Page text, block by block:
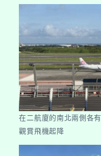
在二航廈的南北兩側各
觀賞飛機起降